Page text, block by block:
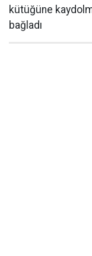
kütüğüne
bağladı